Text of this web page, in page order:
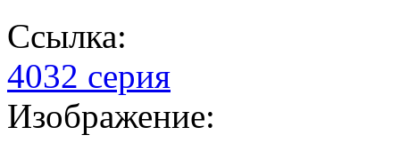
Ссылка:
4032 серия
Изображение: